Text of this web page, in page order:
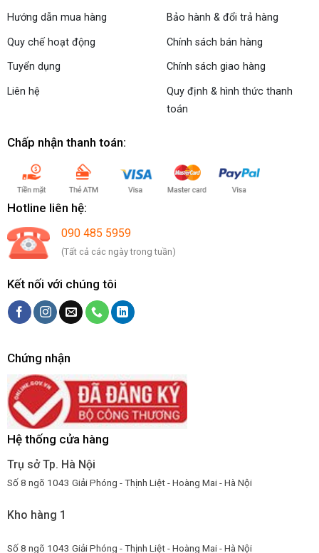
Hướng dẫn mua hàng
Quy chế hoạt động
Tuyển dụng
Liên hệ
Bảo hành & đổi trả hàng
Chính sách bán hàng
Chính sách giao hàng
Quy định & hình thức thanh
toán
Chấp nhận thanh toán:
Hotline liên hệ:
090 485 5959
(Tất cả các ngày trong tuần)
Kết nối với chúng tôi
Chứng nhận
Hệ thống cửa hàng
Trụ sở Tp. Hà Nội
Số 8 ngõ 1043 Giải Phóng - Thịnh Liệt - Hoàng Mai - Hà Nội
Kho hàng 1
Số 8 ngõ 1043 Giải Phóng - Thịnh Liệt - Hoàng Mai - Hà Nội